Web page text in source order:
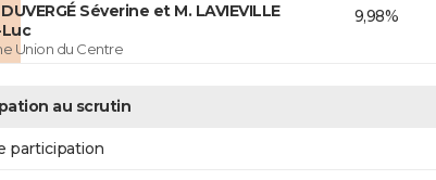
Séverine et M. LAVIEVILLE
Union du Centre
9,98%
au scrutin
participation